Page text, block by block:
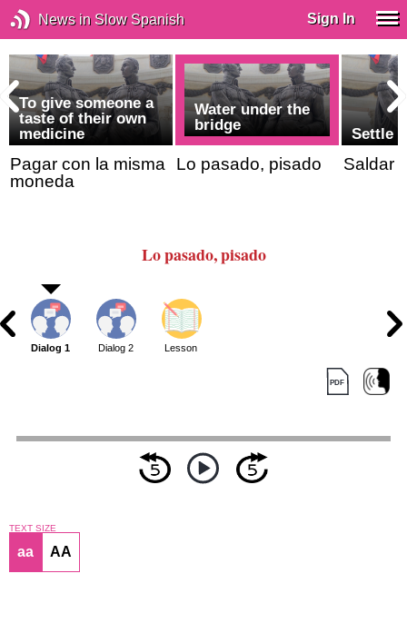
News in Slow Spanish Sign In
To give someone a
taste of their own
medicine
Pagar con la misma
moneda
Water under the
bridge
Lo pasado, pisado
Settle
Saldar
Lo pasado, pisado
Dialog 1 Dialog 2 Lesson
TEXT SIZE
aa AA